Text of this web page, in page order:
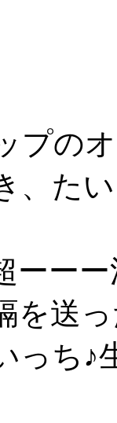
プの
、た
ーー
を送
っち♪